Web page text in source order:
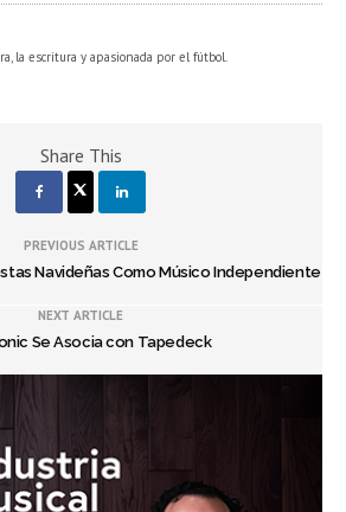
la escritura y apasionada por el fútbol.
Share This
PREVIOUS ARTICLE
Navideñas Como Músico Independiente
NEXT ARTICLE
Se Asocia con Tapedeck